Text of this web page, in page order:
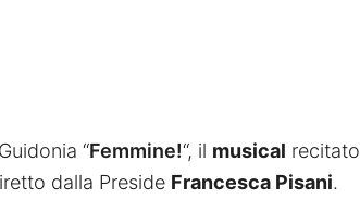
“Femmine!“, il musical
dalla Preside Francesca Pisani.